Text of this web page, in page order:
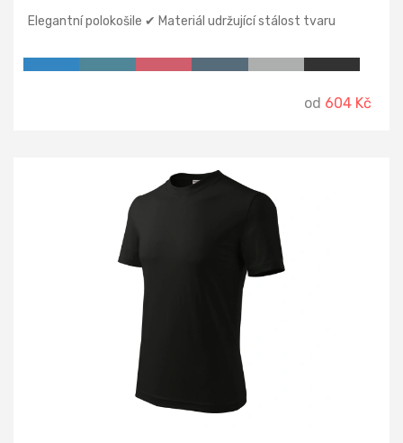
Elegantní polokošile ✔ Materiál udržující stálost tvaru
od 604 Kč